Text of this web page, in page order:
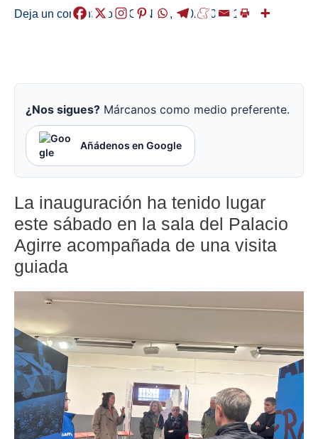
Deja un comentario /AGENDA , /2026-01-31
¿Nos sigues? Márcanos como medio preferente.
Añádenos en Google
La inauguración ha tenido lugar
este sábado en la sala del Palacio
Agirre acompañada de una visita
guiada